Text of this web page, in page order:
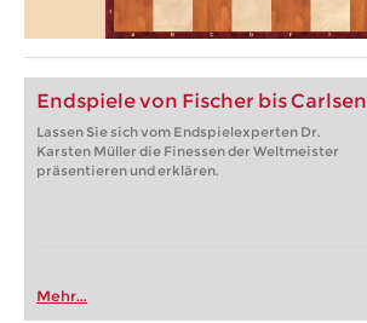
Endspiele von Fischer bis Carlsen
Lassen Sie sich vom Endspielexperten Dr.
Karsten Müller die Finessen der Weltmeister
präsentieren und erklären.
Mehr...